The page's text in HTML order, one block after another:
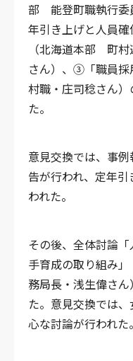
部 能登町職執行委
年引き上げと人員確
（北海道本部 町
さん）、③「職員
村職・庄司稔さん
た。
意見交換では、事
告が行われ、定年
われた。
その後、全体討論
手育成の取り組み
務局長・浅生偉さ
た。意見交換では
心な討論が行われた。